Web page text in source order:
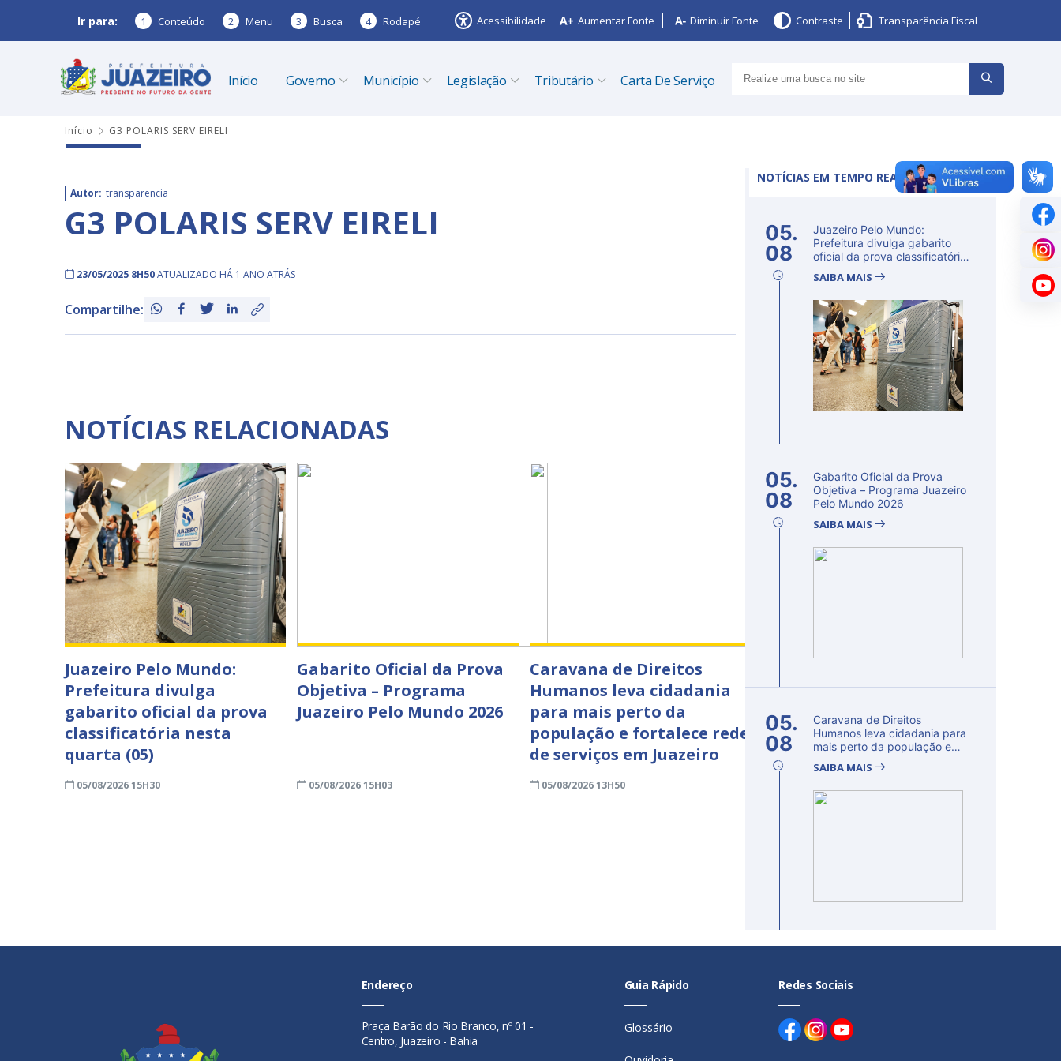
Ir para: 1 Conteúdo 2 Menu 3 Busca 4 Rodapé Acessibilidade Aumentar Fonte Diminuir Fonte Contraste Transparência Fiscal
Início Governo Município Legislação Tributário Carta De Serviço
Início G3 POLARIS SERV EIRELI
Autor: transparencia
G3 POLARIS SERV EIRELI
23/05/2025 8H50ATUALIZADO HÁ 1 ANO ATRÁS
Compartilhe:
NOTÍCIAS RELACIONADAS
Juazeiro Pelo Mundo:
Prefeitura divulga
gabarito oficial da prova
classificatória nesta
quarta (05)
05/08/2026 15H30
Gabarito Oficial da Prova
Objetiva – Programa
Juazeiro Pelo Mundo 2026
05/08/2026 15H03
Caravana de Direitos
Humanos leva cidadania
para mais perto da
população e fortalece rede
de serviços em Juazeiro
05/08/2026 13H50
NOTÍCIAS EM TEMPO REAL
05.
08
Juazeiro Pelo Mundo:
Prefeitura divulga gabarito
oficial da prova classificatória
SAIBA MAIS
05.
08
Gabarito Oficial da Prova
Objetiva – Programa Juazeiro
Pelo Mundo 2026
SAIBA MAIS
05.
08
Caravana de Direitos
Humanos leva cidadania para
mais perto da população e
SAIBA MAIS
Endereço
Praça Barão do Rio Branco, nº 01 -
Centro, Juazeiro - Bahia
Guia Rápido
Glossário
Redes Sociais